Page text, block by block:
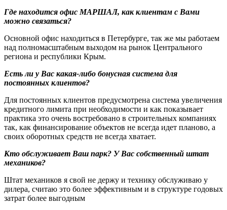
Где находится офис МАРШАЛ, как клиентам с Вами
можно связаться?
Основной офис находиться в Петербурге, так же мы работаем
над полномасштабным выходом на рынок Центрального
региона и республики Крым.
Есть ли у Вас какая-либо бонусная система для
постоянных клиентов?
Для постоянных клиентов предусмотрена система увеличения
кредитного лимита при необходимости и как показывает
практика это очень востребовано в строительных компаниях
так, как финансирование объектов не всегда идет планово, а
своих оборотных средств не всегда хватает.
Кто обслуживает Ваш парк? У Вас собственный штат
механиков?
Штат механиков я свой не держу и технику обслуживаю у
дилера, считаю это более эффективным и в структуре годовых
затрат более выгодным